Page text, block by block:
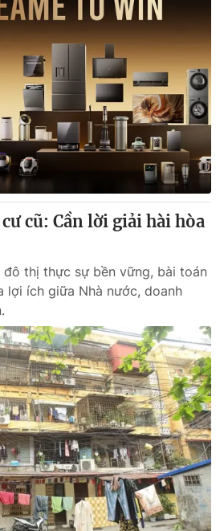
cũ: Cần lời giải hài hòa
thị thực sự bền vững, bài toán
lợi ích giữa Nhà nước, doanh